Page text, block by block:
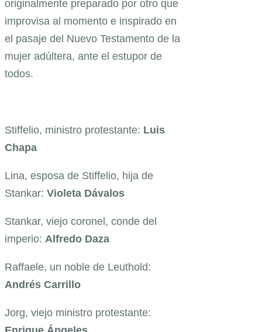
originalmente preparado por otro que
improvisa al momento e inspirado en
el pasaje del Nuevo Testamento de la
mujer adúltera, ante el estupor de
todos.
Stiffelio, ministro protestante: Luis
Chapa
Lina, esposa de Stiffelio, hija de
Stankar: Violeta Dávalos
Stankar, viejo coronel, conde del
imperio: Alfredo Daza
Raffaele, un noble de Leuthold:
Andrés Carrillo
Jorg, viejo ministro protestante: